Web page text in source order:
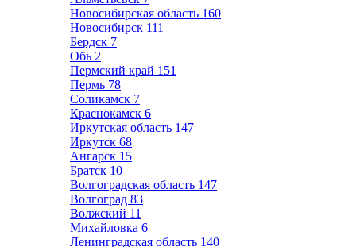
Новосибирская область 160
Новосибирск 111
Бердск 7
Обь 2
Пермский край 151
Пермь 78
Соликамск 7
Краснокамск 6
Иркутская область 147
Иркутск 68
Ангарск 15
Братск 10
Волгоградская область 147
Волгоград 83
Волжский 11
Михайловка 6
Ленинградская область 140